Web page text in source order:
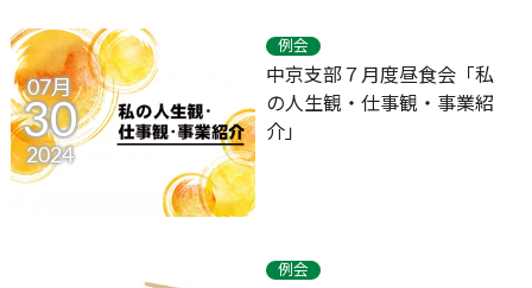
07月
30
2024
例会
中京支部７月度昼食会「私
の人生観・仕事観・事業紹
介」
例会